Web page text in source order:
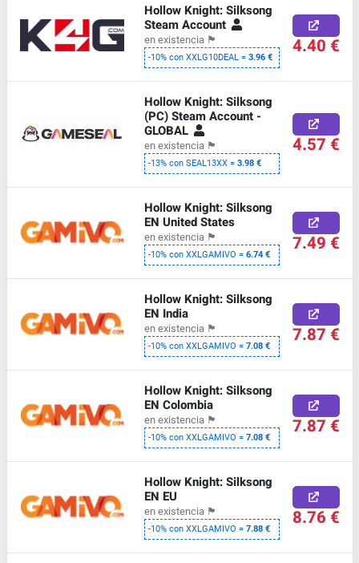
Hollow Knight: Silksong
Steam Account
en existencia 🏴
-10% con XXLG10DEAL =3.96 € 4.40 €
Hollow Knight: Silksong
(PC) Steam Account -
GLOBAL
en existencia 🏴
-13% con SEAL13XX =3.98 €
4.57 €
Hollow Knight: Silksong
EN United States
en existencia 🏴
-10% con XXLGAMIVO =6.74 € 7.49 €
Hollow Knight: Silksong
EN India
en existencia 🏴
-10% con XXLGAMIVO =7.08 € 7.87 €
Hollow Knight: Silksong
EN Colombia
en existencia 🏴
-10% con XXLGAMIVO =7.08 € 7.87 €
Hollow Knight: Silksong
EN EU
en existencia 🏴
-10% con XXLGAMIVO =7.88 € 8.76 €